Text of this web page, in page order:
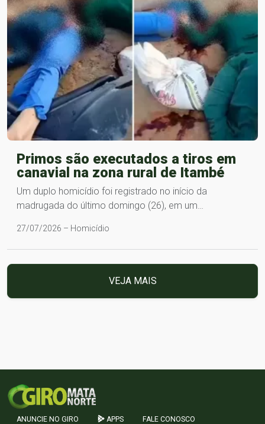
Primos são executados a tiros em
canavial na zona rural de Itambé
Um duplo homicídio foi registrado no início da
madrugada do último domingo (26), em um…
27/07/2026 – Homicídio
VEJA MAIS
ANUNCIE NO GIRO APPS FALE CONOSCO